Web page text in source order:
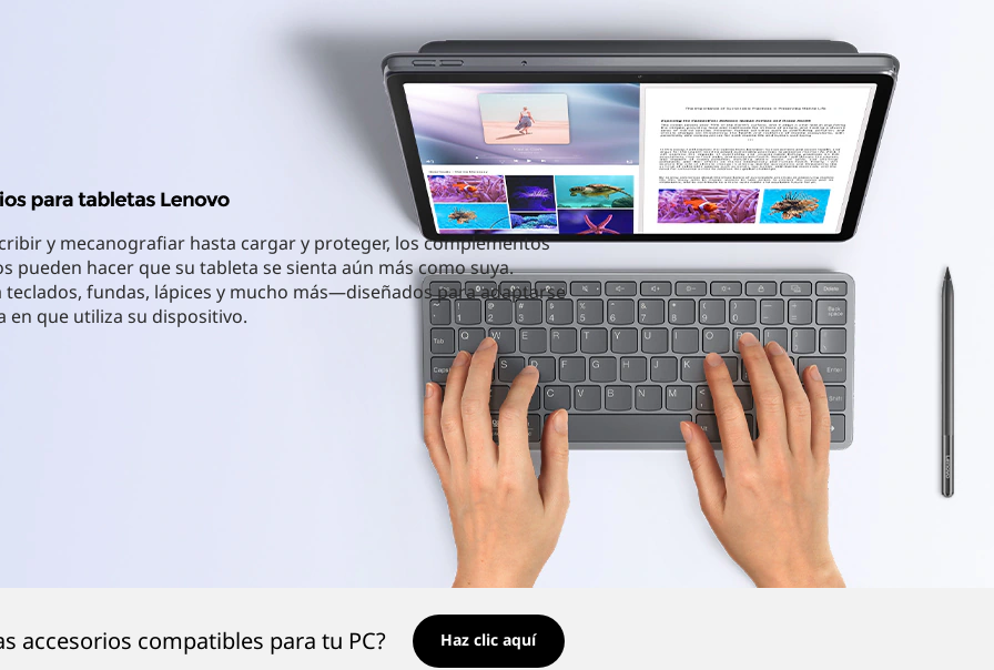
y mecanografiar hasta cargar y proteger, los complementos
pueden hacer que su tableta se sienta aún más como suya.
teclados, fundas, lápices y mucho más—diseñados para adaptarse
en que utiliza su dispositivo.
accesorios compatibles para tu PC? Haz clic aquí